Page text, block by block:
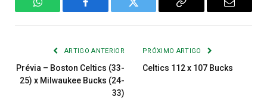
WhatsAppFacebook Twitter
Copiar
E-
ARTIGO ANTERIOR
Prévia – Boston Celtics (33-
25) x Milwaukee Bucks (24-
33)
PRÓXIMO ARTIGO
Celtics 112 x 107 Bucks